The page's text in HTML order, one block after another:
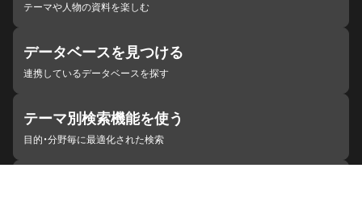
テーマや人物の資料を楽しむ
データベースを見つける
連携しているデータベースを探す
テーマ別検索機能を使う
目的・分野毎に最適化された検索